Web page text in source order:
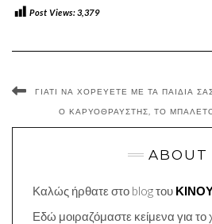
Post Views:3,379
ΓΙΑΤΊ ΝΑ ΧΟΡΕΎΕΤΕ ΜΕ ΤΑ ΠΑΙΔΙΆ
Ο ΚΑΡΥΟΘΡΑΎΣΤΗΣ, ΤΟ
ABOUT
Καλώς ήρθατε στο blog του
Εδώ μοιραζόμαστε κείμενα για